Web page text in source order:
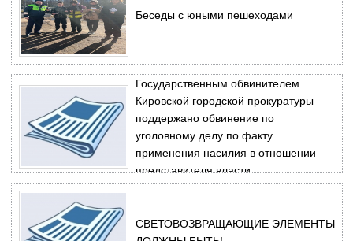
Беседы с юными пешеходами
Государственным обвинителем
Кировской городской прокуратуры
поддержано обвинение по
уголовному делу по факту
применения насилия в отношении
представителя власти.
СВЕТОВОЗВРАЩАЮЩИЕ ЭЛЕМЕНТЫ